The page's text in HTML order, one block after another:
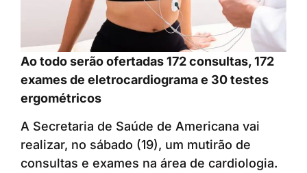
Ao todo serão ofertadas 172 consultas, 172
exames de eletrocardiograma e 30 testes
ergométricos
A Secretaria de Saúde de Americana vai
realizar, no sábado (19), um mutirão de
consultas e exames na área de cardiologia.